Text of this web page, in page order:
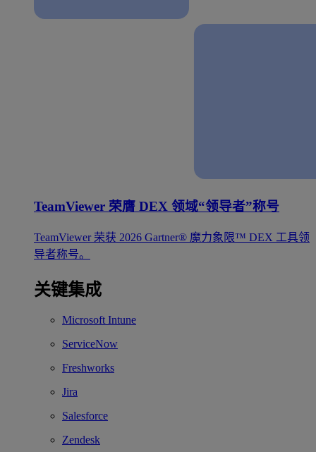
TeamViewer 荣膺 DEX 领域“领导者”称号
TeamViewer 荣获 2026 Gartner® 魔力象限™ DEX 工具领
导者称号。
关键集成
Microsoft Intune
ServiceNow
Freshworks
Jira
Salesforce
Zendesk